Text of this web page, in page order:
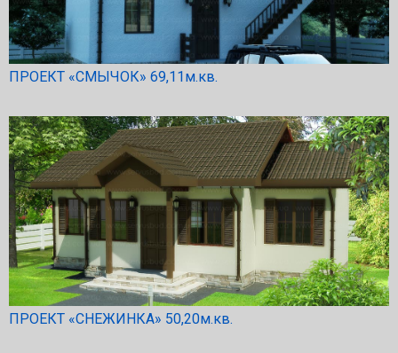
ПРОЕКТ «СМЫЧОК» 69,11м.кв.
ПРОЕКТ «СНЕЖИНКА» 50,20м.кв.